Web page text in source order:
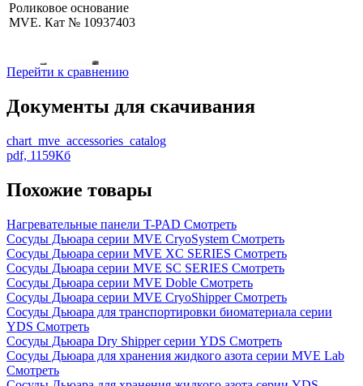
Роликовое основание
MVE. Кат № 10937403
Роликовое основание
Роликовое основание
Внутренний диаметр
Добавить
Перейти к сравнению
Документы для скачивания
chart_mve_accessories_catalog
pdf, 1159Кб
Похожие товары
Нагревательные панели T-PAD Смотреть
Сосуды Дьюара серии MVE CryoSystem Смотреть
Сосуды Дьюара серии MVE XC SERIES Смотреть
Сосуды Дьюара серии MVE SC SERIES Смотреть
Сосуды Дьюара серии MVE Doble Смотреть
Сосуды Дьюара серии MVE CryoShipperСмотреть
Сосуды Дьюара для транспортировки биоматериала серии
YDS Смотреть
Сосуды Дьюара Dry Shipper серии YDS Смотреть
Сосуды Дьюара для хранения жидкого азота серии MVE Lab
Смотреть